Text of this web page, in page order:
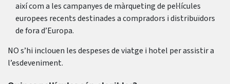
així com a les campanyes de màrqueting de pel·lícules
europees recents destinades a compradors i distribuïdors
de fora d’Europa.
NO s’hi inclouen les despeses de viatge i hotel per assistir a
l’esdeveniment.